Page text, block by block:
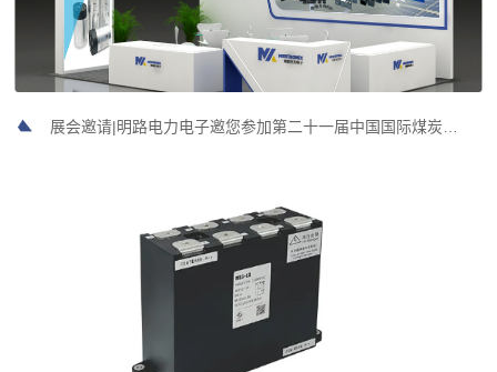
展会邀请|明路电力电子邀您参加第二十一届中国国际煤炭采矿技术交流及设备展览会